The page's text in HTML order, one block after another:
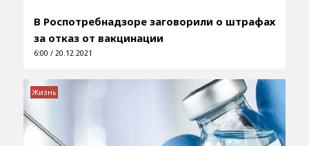
В Роспотребнадзоре заговорили о штрафах
за отказ от вакцинации
6:00 / 20.12.2021
Жизнь